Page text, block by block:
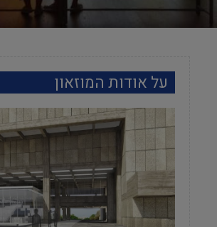
על אודות המוזאון